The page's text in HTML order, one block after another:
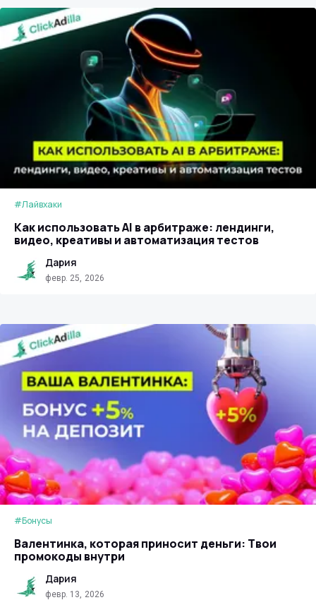
#Лайвхаки
Как использовать AI в арбитраже: лендинги,
видео, креативы и автоматизация тестов
Дария
февр. 25, 2026
#Бонусы
Валентинка, которая приносит деньги: Твои
промокоды внутри
Дария
февр. 13, 2026